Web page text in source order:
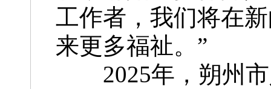
工作者，我们将在
来更多福祉。”
2025年，朔州市